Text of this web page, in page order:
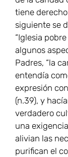
tiene
siguiente se
“Iglesia
algunos
Padres, “la
entendía
expresión
(n.39), y
verdadero
una
alivian las
purifican el